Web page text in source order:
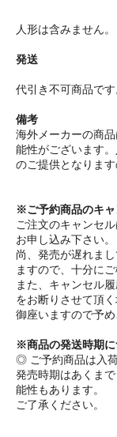
人形は含みません。
発送
代引き不可商品です
備考
海外メーカーの商
能性がございます
のご提供となります
※ご予約商品のキ
ご注文のキャンセ
お申し込み下さい。
尚、発売が遅れま
ますので、十分に
また、キャンセル
をお断りさせて頂
御座いますので予め
※商品の発送時期に
◎ ご予約商品は入
発売時期はあくま
能性もあります。
ご了承ください。